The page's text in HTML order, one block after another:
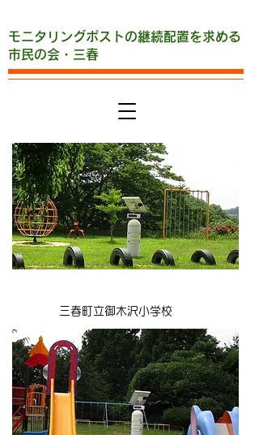
モニタリングポストの継続配置を求める
市民の会・三春
​三春町立御木沢小学校